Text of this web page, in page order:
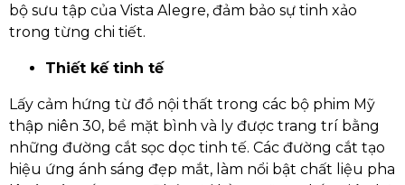
bộ sưu tập của Vista Alegre, đảm bảo sự tinh xảo
trong từng chi tiết.
Thiết kế tinh tế
Lấy cảm hứng từ đồ nội thất trong các bộ phim Mỹ
thập niên 30, bề mặt bình và ly được trang trí bằng
những đường cắt sọc dọc tinh tế. Các đường cắt tạo
hiệu ứng ánh sáng đẹp mắt, làm nổi bật chất liệu pha